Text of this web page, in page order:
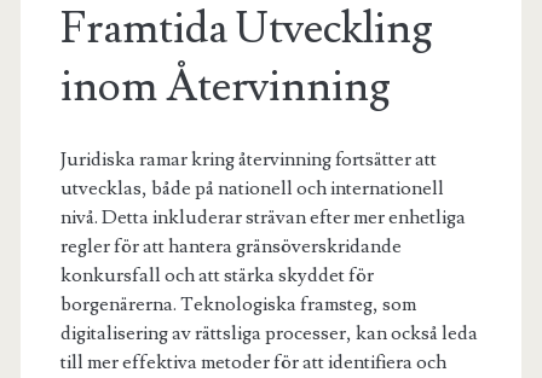
Framtida Utveckling
inom Återvinning
Juridiska ramar kring återvinning fortsätter att
utvecklas, både på nationell och internationell
nivå. Detta inkluderar strävan efter mer enhetliga
regler för att hantera gränsöverskridande
konkursfall och att stärka skyddet för
borgenärerna. Teknologiska framsteg, som
digitalisering av rättsliga processer, kan också leda
till mer effektiva metoder för att identifiera och